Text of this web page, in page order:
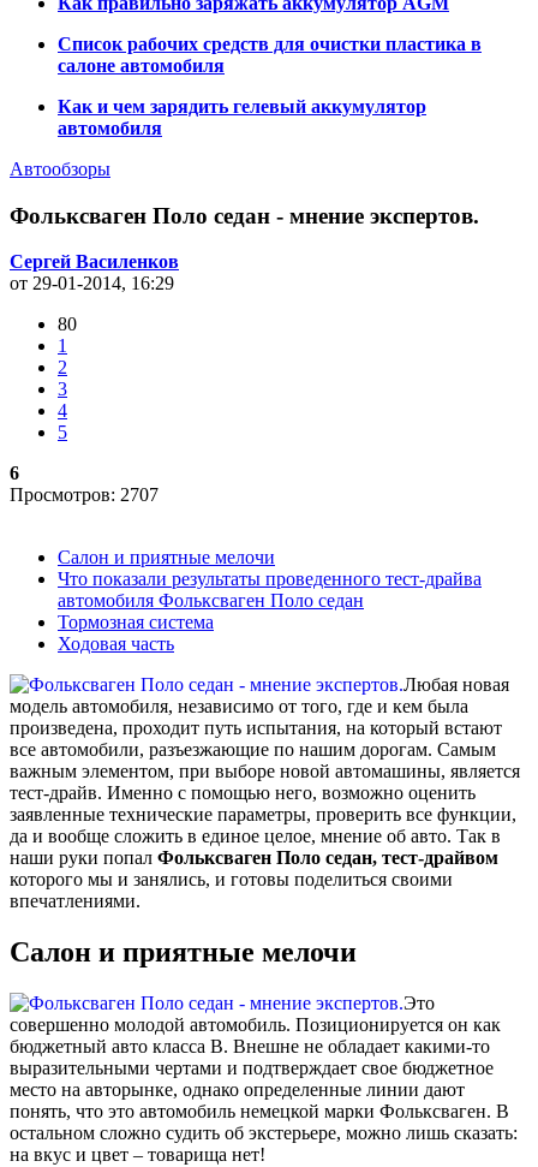
Список рабочих средств для очистки пластика в
салоне автомобиля
Как и чем зарядить гелевый аккумулятор
автомобиля
Автообзоры
Фольксваген Поло седан - мнение экспертов.
Сергей Василенков
от 29-01-2014, 16:29
80
1
2
3
4
5
6
Просмотров: 2707
Салон и приятные мелочи
Что показали результаты проведенного тест-драйва
автомобиля Фольксваген Поло седан
Тормозная система
Ходовая часть
Любая новая
модель автомобиля, независимо от того, где и кем была
произведена, проходит путь испытания, на который встают
все автомобили, разъезжающие по нашим дорогам. Самым
важным элементом, при выборе новой автомашины, является
тест-драйв. Именно с помощью него, возможно оценить
заявленные технические параметры, проверить все функции,
да и вообще сложить в единое целое, мнение об авто. Так в
наши руки попал Фольксваген Поло седан, тест-драйвом
которого мы и занялись, и готовы поделиться своими
впечатлениями.
Салон и приятные мелочи
Это
совершенно молодой автомобиль. Позиционируется он как
бюджетный авто класса В. Внешне не обладает какими-то
выразительными чертами и подтверждает свое бюджетное
место на авторынке, однако определенные линии дают
понять, что это автомобиль немецкой марки Фольксваген. В
остальном сложно судить об экстерьере, можно лишь сказать:
на вкус и цвет – товарища нет!